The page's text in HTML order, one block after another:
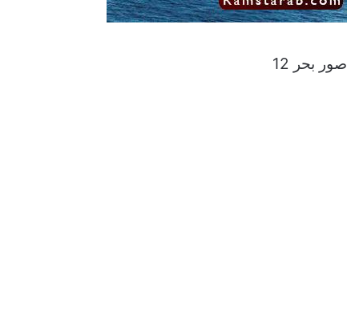
صور بحر 12